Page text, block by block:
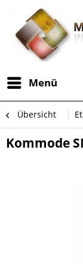
Menü
Übersicht
Kommode